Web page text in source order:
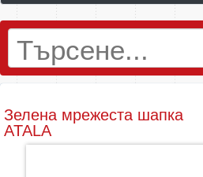
Зелена мрежеста шапка
ATALA